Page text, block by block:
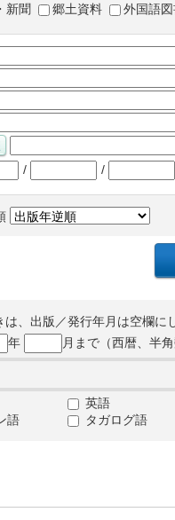
新聞 郷土資料 外国語
/ /
、出版／発行年月は空欄に
年 月まで（西暦、半角
英語
語 タガログ語